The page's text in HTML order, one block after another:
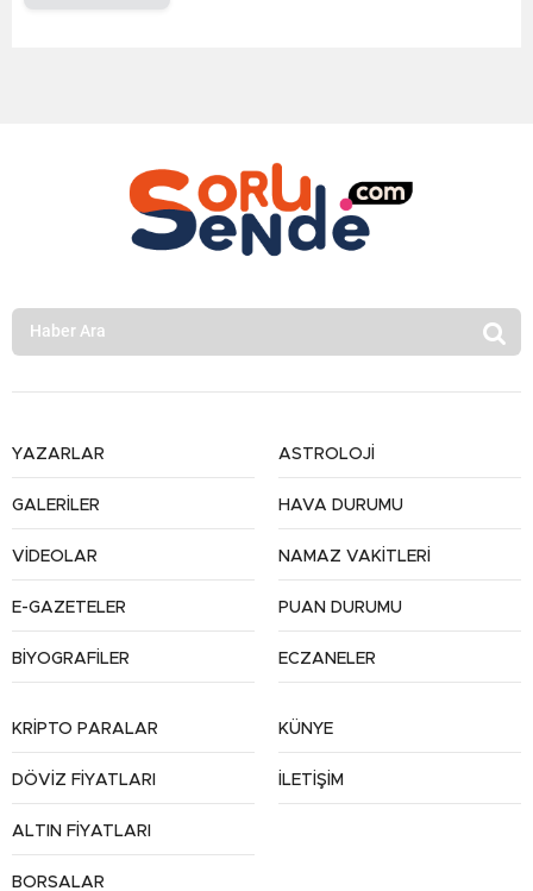
YAZARLAR
GALERİLER
VİDEOLAR
E-GAZETELER
BİYOGRAFİLER
ASTROLOJİ
HAVA DURUMU
NAMAZ VAKİTLERİ
PUAN DURUMU
ECZANELER
KRİPTO PARALAR
DÖVİZ FİYATLARI
ALTIN FİYATLARI
BORSALAR
KÜNYE
İLETİŞİM